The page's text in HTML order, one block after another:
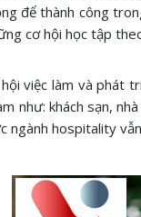
để thành công
cơ hội học tập
việc làm và phát
như: khách sạn,
ngành hospitality